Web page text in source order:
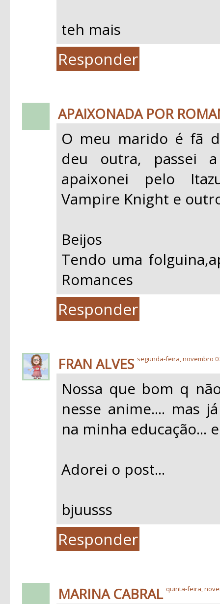
teh mais
Responder
APAIXONADA POR
O meu marido é fã
deu outra, passei
apaixonei pelo
Vampire Knight e
Beijos
Tendo uma
Romances
Responder
FRAN ALVES segunda-feira, novembro
Nossa que bom q
nesse anime.... mas
na minha educação...
Adorei o post...
bjuusss
Responder
MARINA CABRAL quinta-feira,